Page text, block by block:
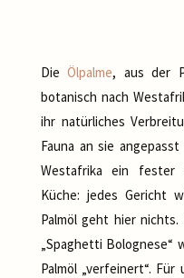
DieÖlpalme, aus der
botanisch nach
ihr natürliches
Fauna an sie
Westafrika ein fester
Küche: jedes Gericht
Palmöl geht hier
„Spaghetti Bolognese“
Palmöl „verfeinert“.